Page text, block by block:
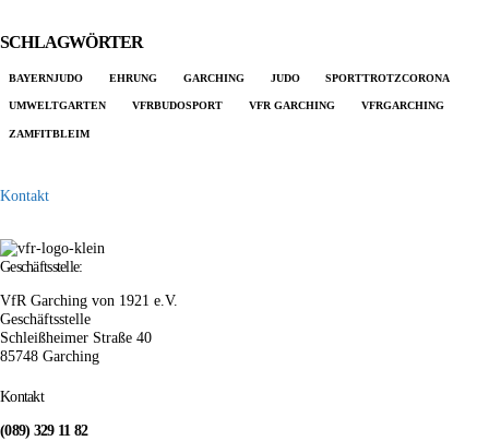
SCHLAGWÖRTER
BAYERNJUDO EHRUNG GARCHING JUDO SPORTTROTZCORONA
UMWELTGARTEN VFRBUDOSPORT VFR GARCHING VFRGARCHING
ZAMFITBLEIM
Kontakt
Geschäftsstelle:
VfR Garching von 1921 e.V.
Geschäftsstelle
Schleißheimer Straße 40
85748 Garching
Kontakt
(089) 329 11 82